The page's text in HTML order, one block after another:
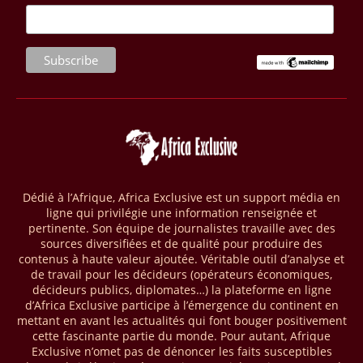
transformer les économies forestières en Afrique centrale. Baptisé «
Programme pour des économies forestières durables du Bassin du
Congo » (SCBFEP), il mobilise 1,02 milliard $, dont une première
dans un communiqué publié mercredi 1er avril. Cette première phase
et créer 220 000 emplois au Cameroun, en République centrafricaine
(RCA) et en République du Congo. Près de 8 millions d’hectares
seront placés sous gestion durable.
28/03/26 AFRIQUE - MOBILE MONEY
Selon le rapport publié par l’Association mondiale des opérateurs de
téléphonie mobile (GSMA), près de 1432 milliards USD ont transité
par les comptes de mobile money en Afrique au cours de l'année
2025, en hausse d'environ 27 % par rapport à 2024. Le rapport intitulé
« The State of the Industry Report on Mobile Money 2026 » précise
que le continent a capté environ 66 % de la valeur des transactions de
mobile money réalisées à l’échelle mondiale, qui s’est établie à 2091
milliards USD (+23 % par rapport à 2024). L’Afrique a également
enregistré environ 74 % du nombre de transactions de Mobile money
Dédié à l’Afrique, Africa Exclusive est un support média en
ligne qui privilégie une information renseignée et
pertinente. Son équipe de journalistes travaille avec des
sources diversifiées et de qualité pour produire des
contenus à haute valeur ajoutée. Véritable outil d’analyse et
de travail pour les décideurs (opérateurs économiques,
décideurs publics, diplomates…) la plateforme en ligne
d’Africa Exclusive participe à l’émergence du continent en
mettant en avant les actualités qui font bouger positivement
cette fascinante partie du monde. Pour autant, Afrique
Exclusive n’omet pas de dénoncer les faits susceptibles